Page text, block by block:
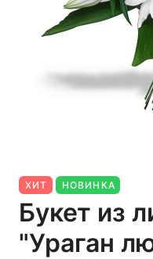
ХИТ НОВИНКА
Букет из
"Ураган